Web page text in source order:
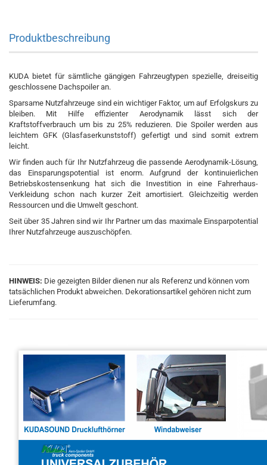
Produktbeschreibung
KUDA bietet für sämtliche gängigen Fahrzeugtypen spezielle, dreiseitig
geschlossene Dachspoiler an.
Sparsame Nutzfahrzeuge sind ein wichtiger Faktor, um auf Erfolgskurs zu
bleiben. Mit Hilfe effizienter Aerodynamik lässt sich der
Kraftstoffverbrauch um bis zu 25% reduzieren. Die Spoiler werden aus
leichtem GFK (Glasfaserkunststoff) gefertigt und sind somit extrem
leicht.
Wir finden auch für Ihr Nutzfahrzeug die passende Aerodynamik-Lösung,
das Einsparungspotential ist enorm. Aufgrund der kontinuierlichen
Betriebskostensenkung hat sich die Investition in eine Fahrerhaus-
Verkleidung schon nach kurzer Zeit amortisiert. Gleichzeitig werden
Ressourcen und die Umwelt geschont.
Seit über 35 Jahren sind wir Ihr Partner um das maximale Einsparpotential
Ihrer Nutzfahrzeuge auszuschöpfen.
HINWEIS: Die gezeigten Bilder dienen nur als Referenz und können vom
tatsächlichen Produkt abweichen. Dekorationsartikel gehören nicht zum
Lieferumfang.